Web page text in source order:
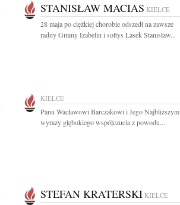
STANISŁAW MACIAS KIELCE
28 maja po ciężkiej chorobie odszedł na zawsze
radny Gminy Izabelin i sołtys Lasek Stanisław...
KIELCE
Panu Wacławowi Barczakowi i Jego Najbliższym
wyrazy głębokiego współczucia z powodu...
STEFAN KRATERSKI KIELCE